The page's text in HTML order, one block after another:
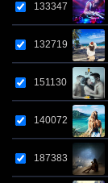
133347
132719
151130
140072
187383